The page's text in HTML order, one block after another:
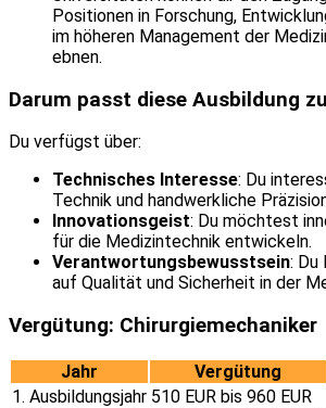
Positionen in Forschung,
im höheren Management der
ebnen.
Darum passt diese Ausbildung
Du verfügst über:
Technisches Interesse: Du
Technik und handwerkliche
Innovationsgeist: Du möchtest
für die Medizintechnik entwickeln.
Verantwortungsbewusstsein: Du
auf Qualität und Sicherheit in der
Vergütung: Chirurgiemechaniker
Jahr
Vergütung
1. Ausbildungsjahr 510 EUR bis 960 EUR